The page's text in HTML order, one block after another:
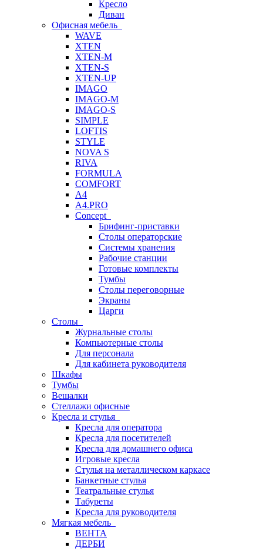
Кресло
Диван
Офисная мебель
WAVE
XTEN
XTEN-M
XTEN-S
XTEN-UP
IMAGO
IMAGO-M
IMAGO-S
SIMPLE
LOFTIS
STYLE
NOVA S
RIVA
FORMULA
COMFORT
A4
A4.PRO
Concept
Брифинг-приставки
Столы операторские
Системы хранения
Рабочие станции
Готовые комплекты
Тумбы
Столы переговорные
Экраны
Царги
Столы
Журнальные столы
Компьютерные столы
Для персонала
Для кабинета руководителя
Шкафы
Тумбы
Вешалки
Стеллажи офисные
Кресла и стулья
Кресла для оператора
Кресла для посетителей
Кресла для домашнего офиса
Игровые кресла
Стулья на металлическом каркасе
Банкетные стулья
Театральные стулья
Табуреты
Кресла для руководителя
Мягкая мебель
ВЕНТА
ДЕРБИ